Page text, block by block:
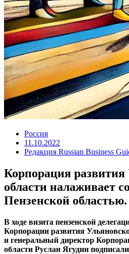
Россия
11.10.2022
Редакция Russian Business
Корпорация развития
области налаживает
Пензенской областью.
В ходе визита пензенской
Корпорации развития
и генеральный директор
области Руслан Ягудин